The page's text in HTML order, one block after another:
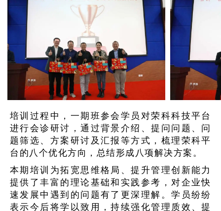
培训过程中，一期班参会学员对荣科科技平台
进行会诊研讨，通过背景介绍、提问问题、问
题筛选、方案研讨及汇报等方式，梳理荣科平
台的八个优化方向，总结形成八项解决方案。
本期培训为拓宽思维格局、提升管理创新能力
提供了丰富的理论基础和实践参考，对企业快
速发展中遇到的问题有了更深理解。学员纷纷
表示今后将学以致用，持续强化管理质效、提